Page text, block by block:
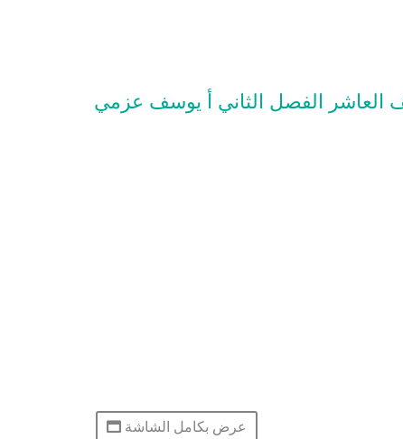
العاشر الفصل الثاني أ يوسف عزمي
عرض بكامل الشاشة